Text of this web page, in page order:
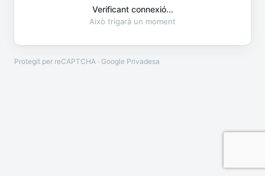
Verificant connexió...
Això trigarà un moment
Protegit per reCAPTCHA · Google Privadesa